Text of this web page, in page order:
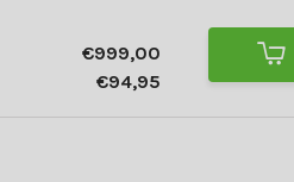
€999,00
€94,95